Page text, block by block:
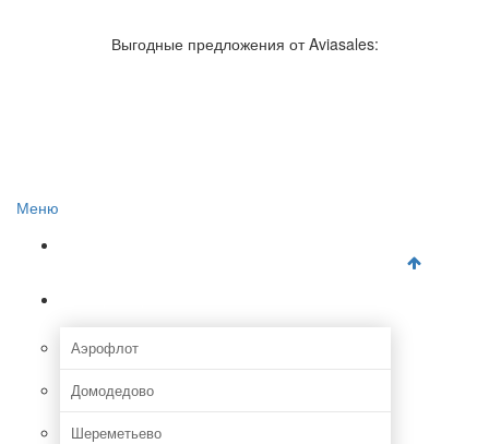
Отзывы об авиакомпаниях
Отзывы об аэропортах
Выгодные предложения от Aviasales:
Меню
Аэрофлот
Домодедово
Шереметьево